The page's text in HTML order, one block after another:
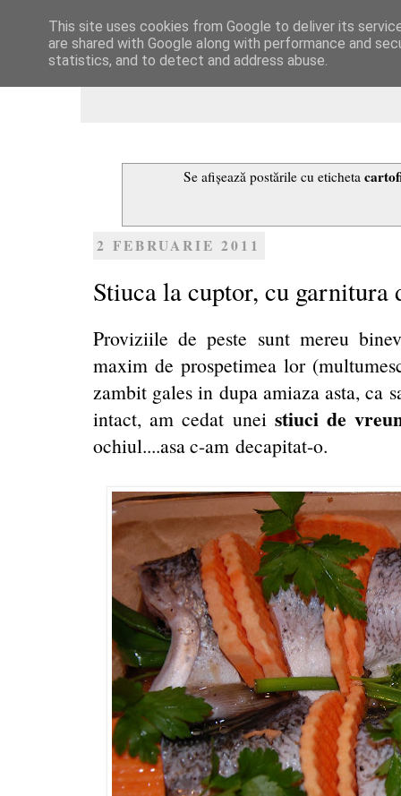
Dulcegarii culinare
Se afișează postările cu eticheta
2 FEBRUARIE 2011
Stiuca la cuptor, cu
Proviziile de peste sunt mereu
maxim de prospetimea lor
zambit gales in dupa amiaza asta, ca
intact, am cedat unei stiuci de
ochiul....asa c-am decapitat-o.
This site uses cookies from Google to deliver its
are shared with Google along with performance and
statistics, and to detect and address abuse.